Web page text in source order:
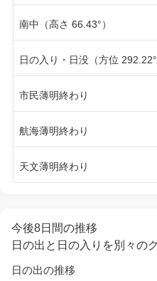
南中（高さ 66.43°）
日の入り・日没（方位 292.22°
市民薄明終わり
航海薄明終わり
天文薄明終わり
今後8日間の推移
日の出と日の入りを別々の
日の出の推移